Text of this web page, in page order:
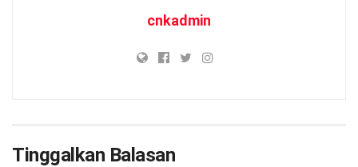
cnkadmin
Tinggalkan Balasan